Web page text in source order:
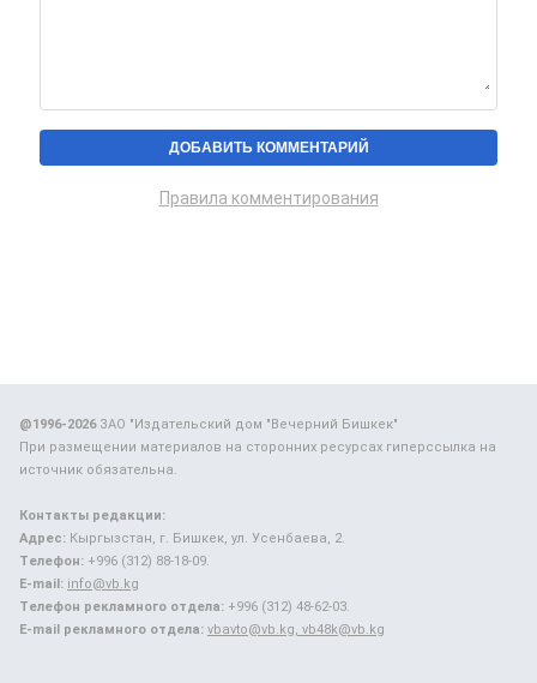
Правила комментирования
@1996-2026ЗАО "Издательский дом "Вечерний Бишкек"
При размещении материалов на сторонних ресурсах гиперссылка на
источник обязательна.
Контакты редакции:
Адрес: Кыргызстан, г. Бишкек, ул. Усенбаева, 2.
Телефон: +996 (312) 88-18-09.
E-mail: info@vb.kg
Телефон рекламного отдела: +996 (312) 48-62-03.
E-mail рекламного отдела: vbavto@vb.kg, vb48k@vb.kg